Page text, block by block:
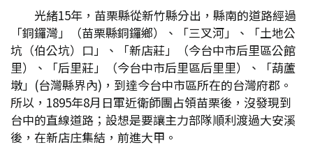
光緒15年，苗栗縣從新竹縣分出，縣南的道路經過
「銅鑼灣」（苗栗縣銅鑼鄉）、「三叉河」、「土地公
坑（伯公坑）口」、「新店莊」（今台中市后里區公館
里）、「后里莊」（今台中市后里區后里里）、「葫蘆
墩」(台灣縣界內)，到達今台中市區所在的台灣府郡。
所以，1895年8月日軍近衛師團占領苗栗後，沒發現到
台中的直線道路；設想是要讓主力部隊順利渡過大安溪
後，在新店庄集結，前進大甲。